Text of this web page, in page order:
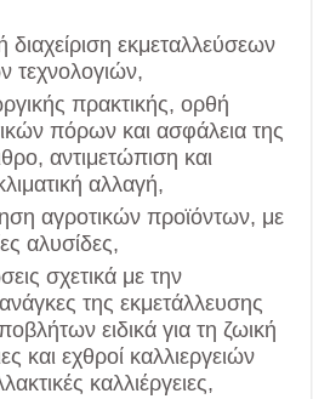
διαχείριση εκμεταλλεύσεων
πρακτικής, ορθή
πόρων και ασφάλεια της
αντιμετώπιση και
αλλαγή,
αγροτικών προϊόντων, με
αλυσίδες,
σχετικά με την
της εκμετάλλευσης
ειδικά για τη ζωική
και εχθροί καλλιεργειών
καλλιέργειες,